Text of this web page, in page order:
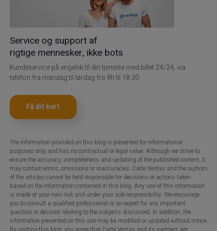
Service og support af
rigtige mennesker, ikke bots
Kundeservice på engelsk til din tjeneste med billet 24/24, via
telefon fra mandag til lørdag fra 9h til 18.30
Få dit kort
The information provided on this blog is presented for informational
purposes only and has no contractual or legal value. Although we strive to
ensure the accuracy, completeness and updating of the published content, it
may contain errors, omissions or inaccuracies. Carte Veritas and the authors
of the articles cannot be held responsible for decisions or actions taken
based on the information contained in this blog. Any use of this information
is made at your own risk and under your sole responsibility. We encourage
you to consult a qualified professional or an expert for any important
question or decision relating to the subjects discussed. In addition, the
information presented on this site may be modified or updated without notice.